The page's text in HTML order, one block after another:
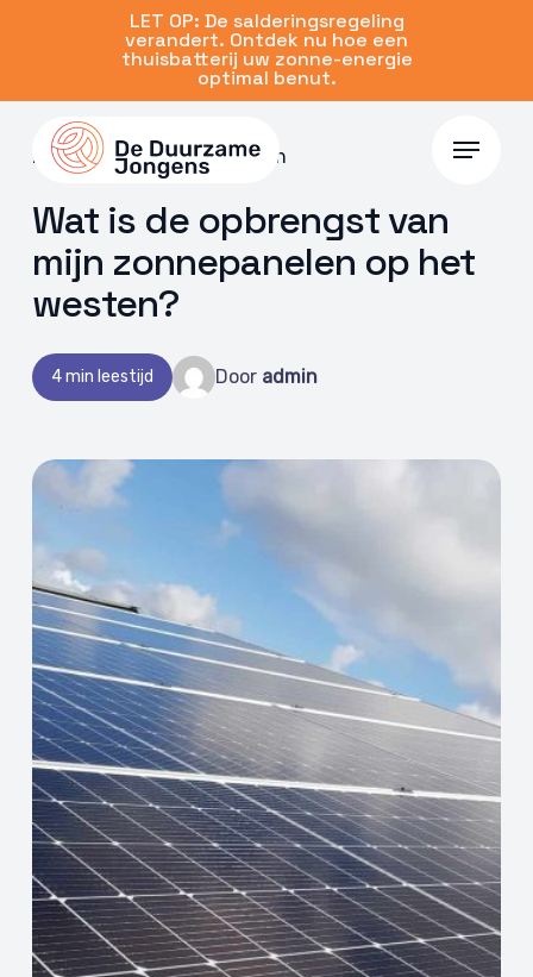
content
LET OP: De salderingsregeling
verandert. Ontdek nu hoe een
thuisbatterij uw zonne-energie
optimal benut.
Menu
24 mei 2023 | Zonnepanelen
Wat is de opbrengst van
mijn zonnepanelen op het
westen?
4 min leestijd Door admin